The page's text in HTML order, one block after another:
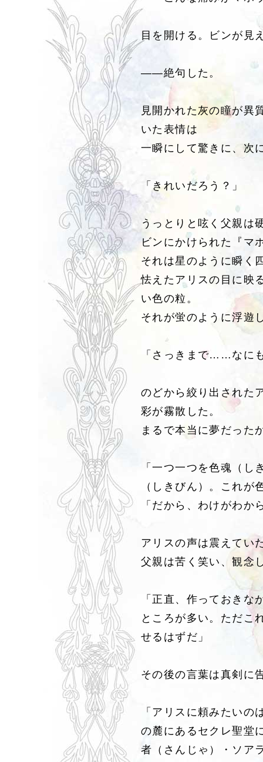
目を開ける。ビンが見
――絶句した。
見開かれた灰の瞳が異
いた表情は
一瞬にして驚きに、次
「きれいだろう？」
うっとりと呟く父親は
ビンにかけられた『マ
それは星のように瞬く
怯えたアリスの目に
い色の粒。
それが蛍のように浮遊
「さっきまで……な
のどから絞り出された
彩が霧散した。
まるで本当に夢だった
「一つ一つを色魂（し
（しきびん）。これが
「だから、わけがわ
アリスの声は震えてい
父親は苦く笑い、観念
「正直、作っておきな
ところが多い。ただこ
せるはずだ」
その後の言葉は真剣に
「アリスに頼みたいの
の麓にあるセクレ聖堂
者（さんじゃ）・ソア